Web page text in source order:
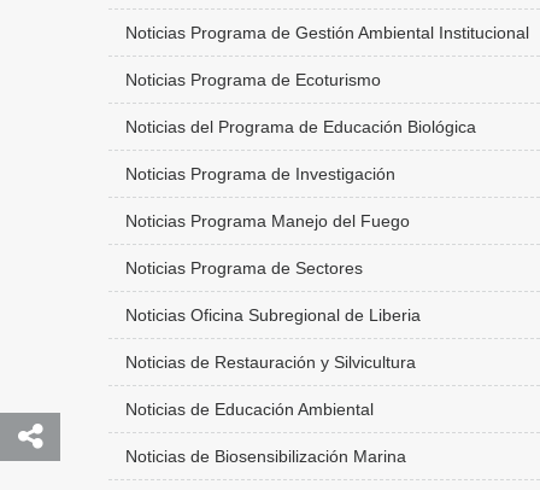
Noticias Programa de Gestión Ambiental Institucional
Noticias Programa de Ecoturismo
Noticias del Programa de Educación Biológica
Noticias Programa de Investigación
Noticias Programa Manejo del Fuego
Noticias Programa de Sectores
Noticias Oficina Subregional de Liberia
Noticias de Restauración y Silvicultura
Noticias de Educación Ambiental
Noticias de Biosensibilización Marina